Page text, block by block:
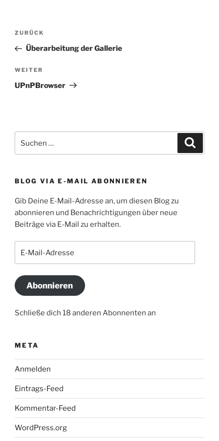
Beitragsnavigation
Vorheriger
Beitrag
ZURÜCK
Überarbeitung der Gallerie
Nächster
Beitrag
WEITER
UPnPBrowser
nach:
BLOG VIA E-MAIL ABONNIEREN
Gib Deine E-Mail-Adresse an, um diesen Blog zu
abonnieren und Benachrichtigungen über neue
Beiträge via E-Mail zu erhalten.
Mail-
Abonnieren
Schließe dich 18 anderen Abonnenten an
META
Anmelden
Eintrags-Feed
Kommentar-Feed
WordPress.org